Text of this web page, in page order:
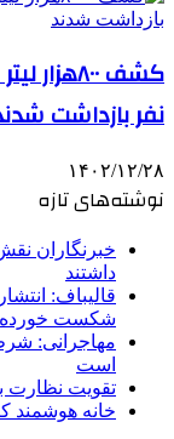
نفر بازداشت
۱۴۰۲/۱۲/۲۸
نوشته‌های تازه
خبرنگاران
داشتند
قالیباف:
شکست
مهاجرانی:
است
تقویت نظارت
خانه هوشمند